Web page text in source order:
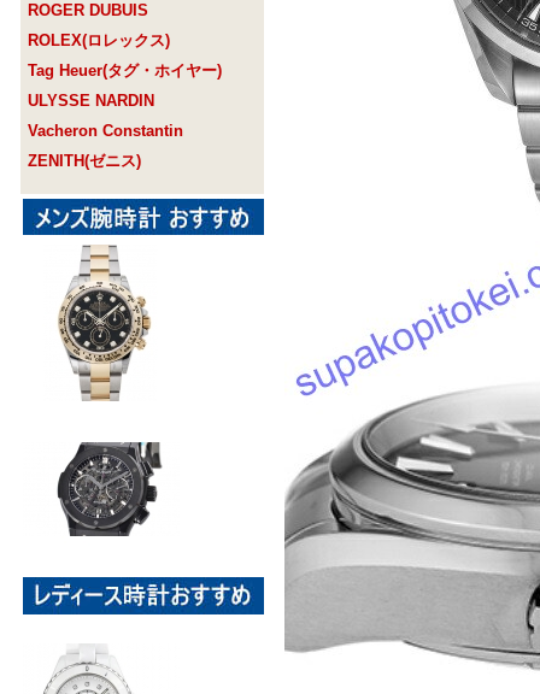
ROGER DUBUIS
ROLEX(ロレックス)
Tag Heuer(タグ・ホイヤー)
ULYSSE NARDIN
Vacheron Constantin
ZENITH(ゼニス)